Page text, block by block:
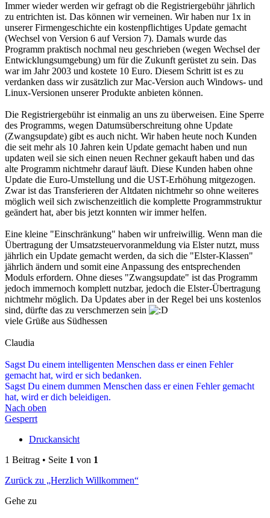
Immer wieder werden wir gefragt ob die Registriergebühr jährlich
zu entrichten ist. Das können wir verneinen. Wir haben nur 1x in
unserer Firmengeschichte ein kostenpflichtiges Update gemacht
(Wechsel von Version 6 auf Version 7). Damals wurde das
Programm praktisch nochmal neu geschrieben (wegen Wechsel der
Entwicklungsumgebung) um für die Zukunft gerüstet zu sein. Das
war im Jahr 2003 und kostete 10 Euro. Diesem Schritt ist es zu
verdanken dass wir zusätzlich zur Mac-Version auch Windows- und
Linux-Versionen unserer Produkte anbieten können.
Die Registriergebühr ist einmalig an uns zu überweisen. Eine Sperre
des Programms, wegen Datumsüberschreitung ohne Update
(Zwangsupdate) gibt es auch nicht. Wir haben heute noch Kunden
die seit mehr als 10 Jahren kein Update gemacht haben und nun
updaten weil sie sich einen neuen Rechner gekauft haben und das
alte Programm nichtmehr darauf läuft. Diese Kunden haben ohne
Update die Euro-Umstellung und die UST-Erhöhung mitgezogen.
Zwar ist das Transferieren der Altdaten nichtmehr so ohne weiteres
möglich weil sich zwischenzeitlich die komplette Programmstruktur
geändert hat, aber bis jetzt konnten wir immer helfen.
Eine kleine "Einschränkung" haben wir unfreiwillig. Wenn man die
Übertragung der Umsatzsteuervoranmeldung via Elster nutzt, muss
jährlich ein Update gemacht werden, da sich die "Elster-Klassen"
jährlich ändern und somit eine Anpassung des entsprechenden
Moduls erfordern. Ohne dieses "Zwangsupdate" ist das Programm
jedoch immernoch komplett nutzbar, jedoch die Elster-Übertragung
nichtmehr möglich. Da Updates aber in der Regel bei uns kostenlos
sind, dürfte das zu verschmerzen sein
viele Grüße aus Südhessen
Claudia
Sagst Du einem intelligenten Menschen dass er einen Fehler
gemacht hat, wird er sich bedanken.
Sagst Du einem dummen Menschen dass er einen Fehler gemacht
hat, wird er dich beleidigen.
Nach oben
Gesperrt
Druckansicht
1 Beitrag • Seite 1 von 1
Zurück zu „Herzlich Willkommen“
Gehe zu